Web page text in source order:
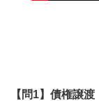
【問1】債権譲渡